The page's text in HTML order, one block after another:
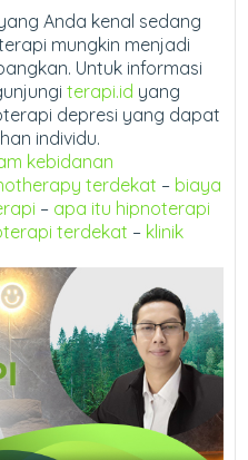
Anda kenal sedang
mungkin menjadi
Untuk informasi
terapi.id yang
depresi yang dapat
individu.
kebidanan
terdekat – biaya
– apa itu hipnoterapi
terdekat – klinik